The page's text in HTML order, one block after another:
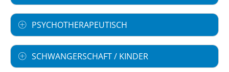
PSYCHOTHERAPEUTISCH
SCHWANGERSCHAFT / KINDER